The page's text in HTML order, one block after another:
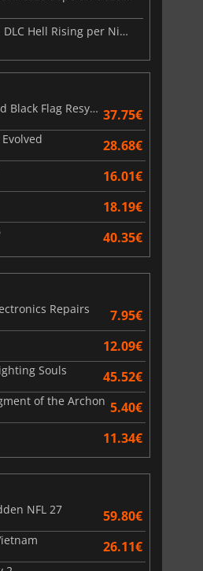
Annunciato ufficialmente il DLC Hell Rising per Nioh 3
Assassin's Creed Black Flag Resynced 37.75€
28.68€
16.01€
18.19€
40.35€
Repairs
7.95€
12.09€
Souls 45.52€
of the Archon 5.40€
11.34€
NFL 27
59.80€
26.11€